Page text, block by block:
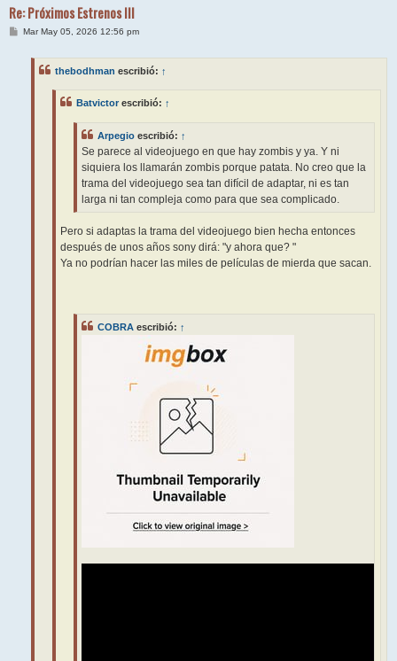
Re: Próximos Estrenos III
MMar May 05, 2026 12:56 pm
thebodhman escribió: ↑
Batvictorescribió: ↑
Arpegio escribió: ↑
Se parece al videojuego en que hay zombis y ya. Y ni
siquiera los llamarán zombis porque patata. No creo que la
trama del videojuego sea tan difícil de adaptar, ni es tan
larga ni tan compleja como para que sea complicado.
Pero si adaptas la trama del videojuego bien hecha entonces
después de unos años sony dirá: "y ahora que? "
Ya no podrían hacer las miles de películas de mierda que sacan.
COBRA escribió: ↑